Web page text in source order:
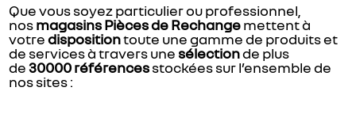
Que vous soyez particulier ou professionnel,
nosmagasins Pièces de Rechangemettent à
votredispositiontoute une gamme de produits et
de services à travers unesélectionde plus
de30000 référencesstockées sur l’ensemble de
nos sites :